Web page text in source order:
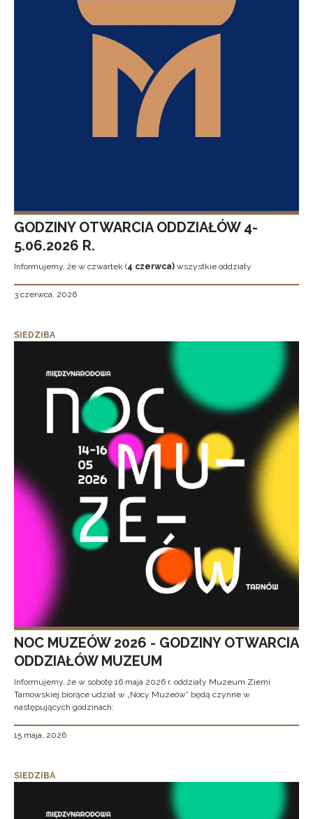
GODZINY OTWARCIA ODDZIAŁÓW 4-
5.06.2026 R.
Informujemy, że w czwartek (4 czerwca) wszystkie oddziały
3 czerwca, 2026
SIEDZIBA
NOC MUZEÓW 2026 - GODZINY OTWARCIA
ODDZIAŁÓW MUZEUM
Informujemy, że w sobotę 16 maja 2026 r. oddziały Muzeum Ziemi
Tarnowskiej biorące udział w „Nocy Muzeów” będą czynne w
następujących godzinach:
15 maja, 2026
SIEDZIBA